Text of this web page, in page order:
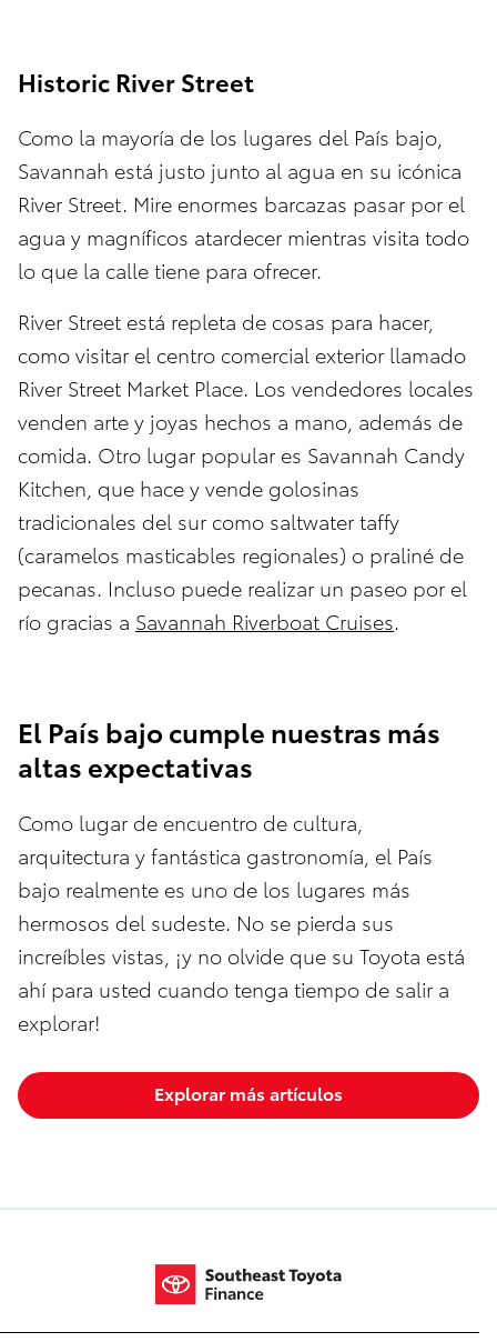
Historic River Street
Como la mayoría de los lugares del País bajo,
Savannah está justo junto al agua en su icónica
River Street. Mire enormes barcazas pasar por el
agua y magníficos atardecer mientras visita todo
lo que la calle tiene para ofrecer.
River Street está repleta de cosas para hacer,
como visitar el centro comercial exterior llamado
River Street Market Place. Los vendedores locales
venden arte y joyas hechos a mano, además de
comida. Otro lugar popular es Savannah Candy
Kitchen, que hace y vende golosinas
tradicionales del sur como saltwater taffy
(caramelos masticables regionales) o praliné de
pecanas. Incluso puede realizar un paseo por el
río gracias a Savannah Riverboat Cruises
El País bajo cumple nuestras más
altas expectativas
Como lugar de encuentro de cultura,
arquitectura y fantástica gastronomía, el País
bajo realmente es uno de los lugares más
hermosos del sudeste. No se pierda sus
increíbles vistas, ¡y no olvide que su Toyota está
ahí para usted cuando tenga tiempo de salir a
explorar!
Explorar más artículos